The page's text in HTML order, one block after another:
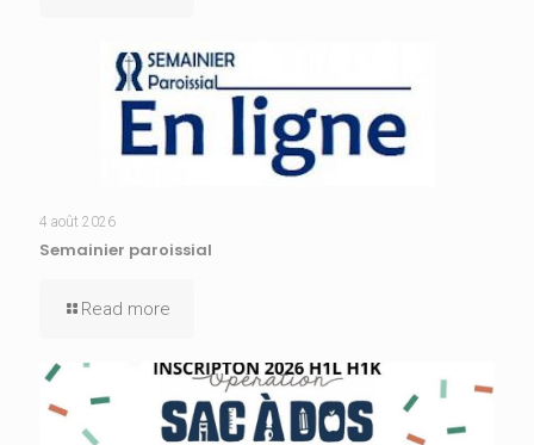
4 août 2026
Semainier paroissial
Read more